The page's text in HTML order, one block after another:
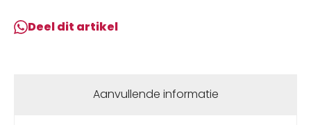
scooter4t/sr2000dit
aantal
Deel dit artikel
Aanvullende informatie